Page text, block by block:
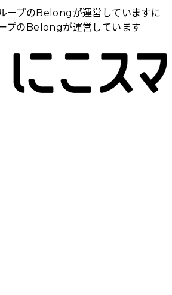
ープのBelongが運営しています に
プのBelongが運営しています